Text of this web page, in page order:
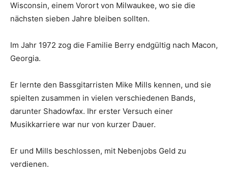
Wisconsin, einem Vorort von Milwaukee, wo sie die
nächsten sieben Jahre bleiben sollten.
Im Jahr 1972 zog die Familie Berry endgültig nach Macon,
Georgia.
Er lernte den Bassgitarristen Mike Mills kennen, und sie
spielten zusammen in vielen verschiedenen Bands,
darunter Shadowfax. Ihr erster Versuch einer
Musikkarriere war nur von kurzer Dauer.
Er und Mills beschlossen, mit Nebenjobs Geld zu
verdienen.